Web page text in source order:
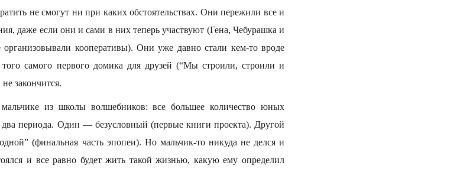
не смогут ни при каких обстоятельствах. Они пережили все и
даже если они и сами в них теперь участвуют (Гена, Чебурашка и
кооперативы). Они уже давно стали кем-то вроде
того самого первого домика для друзей (“Мы строили, строили и
закончится.
из школы волшебников: все большее количество юных
два периода. Один — безусловный (первые книги проекта). Другой
(финальная часть эпопеи). Но мальчик-то никуда не делся и
и все равно будет жить такой жизнью, какую ему определил